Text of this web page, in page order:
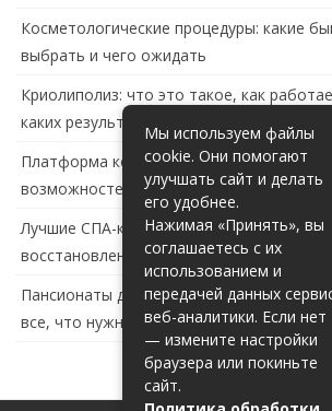
Косметологические процедуры: какие
выбрать и чего ожидать
Криолиполиз: что это такое, как
каких результатов ждать
Платформа контейнеризации в России:
возможностей и перспектив развития
Лучшие СПА-комплексы в Тольятти с
восстановление за городом
Пансионаты для пожилых с деменцией в
все, что нужно знать
Мы используем файлы
cookie. Они помогают
улучшать сайт и делать
его удобнее.
Нажимая «Принять», вы
соглашаетесь с их
использованием и
передачей данных
веб-аналитики. Если нет
— измените настройки
браузера или покиньте
сайт.